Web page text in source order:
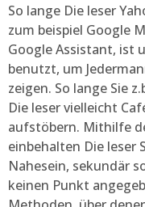
So lange Die leser
zum beispiel Google
Google Assistant, ist
benutzt, um
zeigen. So lange Sie
Die leser vielleicht
aufstöbern. Mithilfe
einbehalten Die leser
Nahesein, sekundär
keinen Punkt